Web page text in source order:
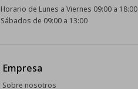
Horario de Lunes a Viernes 09:00 a 18:00
Sábados de 09:00 a 13:00
Empresa
Sobre nosotros